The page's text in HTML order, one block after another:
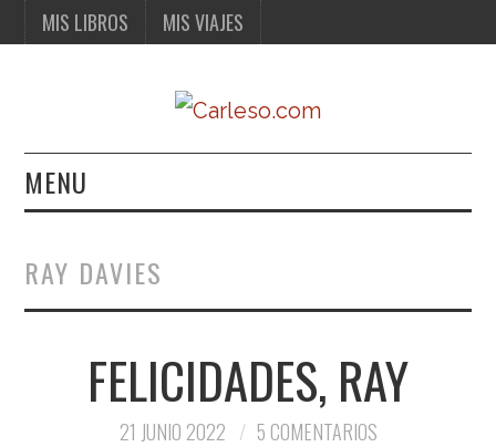
MIS LIBROS MIS VIAJES
MENU
MIS VIAJES
RAY DAVIES
FELICIDADES, RAY
21 JUNIO 2022 5 COMENTARIOS